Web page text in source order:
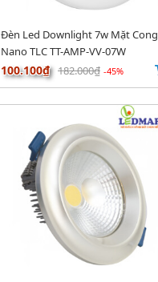
Đèn Led Downlight 7w Mặt Cong
Nano TLC TT-AMP-VV-07W
100.100₫ 182.000₫ -45%